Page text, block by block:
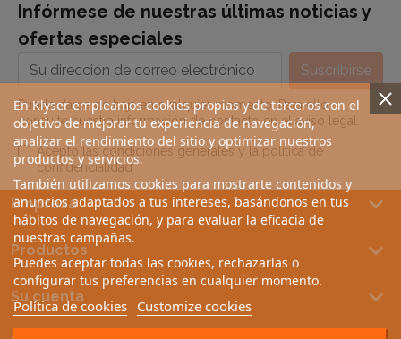
Infórmese de nuestras últimas noticias y
ofertas especiales
Puede darse de baja en cualquier momento. Para ello,
consulte nuestra información de contacto en el aviso legal.
Acepto las condiciones generales y la política de
confidencialidad
Empresa keyboard_arrow_down
Productos keyboard_arrow_down
Su cuenta keyboard_arrow_down
En Klyser empleamos cookies propias y de terceros con el
objetivo de mejorar tu experiencia de navegación,
analizar el rendimiento del sitio y optimizar nuestros
productos y servicios.
También utilizamos cookies para mostrarte contenidos y
anuncios adaptados a tus intereses, basándonos en tus
hábitos de navegación, y para evaluar la eficacia de
nuestras campañas.
Puedes aceptar todas las cookies, rechazarlas o
configurar tus preferencias en cualquier momento.
Política de cookies Customize cookies